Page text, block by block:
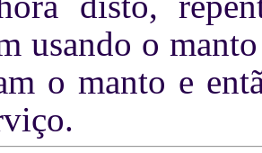
usando o
o manto e